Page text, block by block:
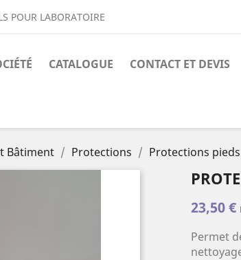
POUR LABORATOIRE
CATALOGUE CONTACT ET DEVIS
Bâtiment Protections Protections
23,50 €
Permet